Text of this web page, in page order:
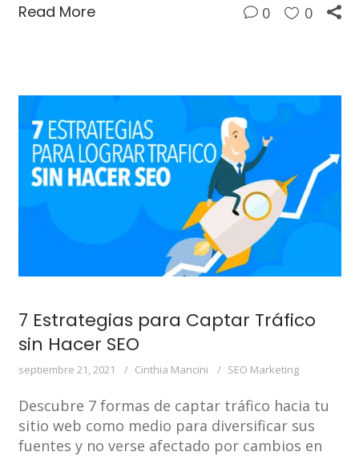
Read More 0 0
7 Estrategias para Captar Tráfico
sin Hacer SEO
septiembre 21, 2021 Cinthia Mancini SEO Marketing
Descubre 7 formas de captar tráfico hacia tu
sitio web como medio para diversificar sus
fuentes y no verse afectado por cambios en